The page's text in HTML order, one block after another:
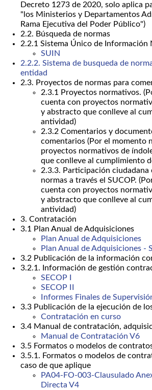
Decreto 1273 de 2020, solo aplica
"los Ministerios y Departamentos
Rama Ejecutiva del Poder Público")
2.2. Búsqueda de normas
2.2.1 Sistema Único de Información
SUIN
2.2.2. Sistema de busqueda de
entidad
2.3. Proyectos de normas para
2.3.1 Proyectos normativos.
cuenta con proyectos
y abstracto que conlleve al
antividad)
2.3.2 Comentarios y
comentarios (Por el momento
proyectos normativos de
que conlleve al cumplimiento
2.3.3. Participación ciudadana
normas a través el SUCOP.
cuenta con proyectos
y abstracto que conlleve al
antividad)
3. Contratación
3.1 Plan Anual de Adquisiciones
Plan Anual de Adquisiciones
Plan Anual de Adquisiciones -
3.2 Publicación de la información
3.2.1. Información de gestión
SECOP I
SECOP II
Informes Finales de
3.3 Publicación de la ejecución de
Contratación en curso
3.4 Manual de contratación,
Manual de Contratación V6
3.5 Formatos o modelos de
3.5.1. Formatos o modelos de
caso de que aplique
PA04-FO-003-Clausulado
Directa V4